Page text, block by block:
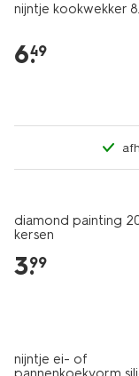
nijntje kookwekker
6.
49
diamond painting
kersen
3.
99
nijntje ei- of